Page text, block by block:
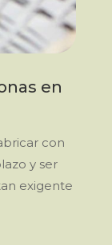
en
con
y ser
exigente